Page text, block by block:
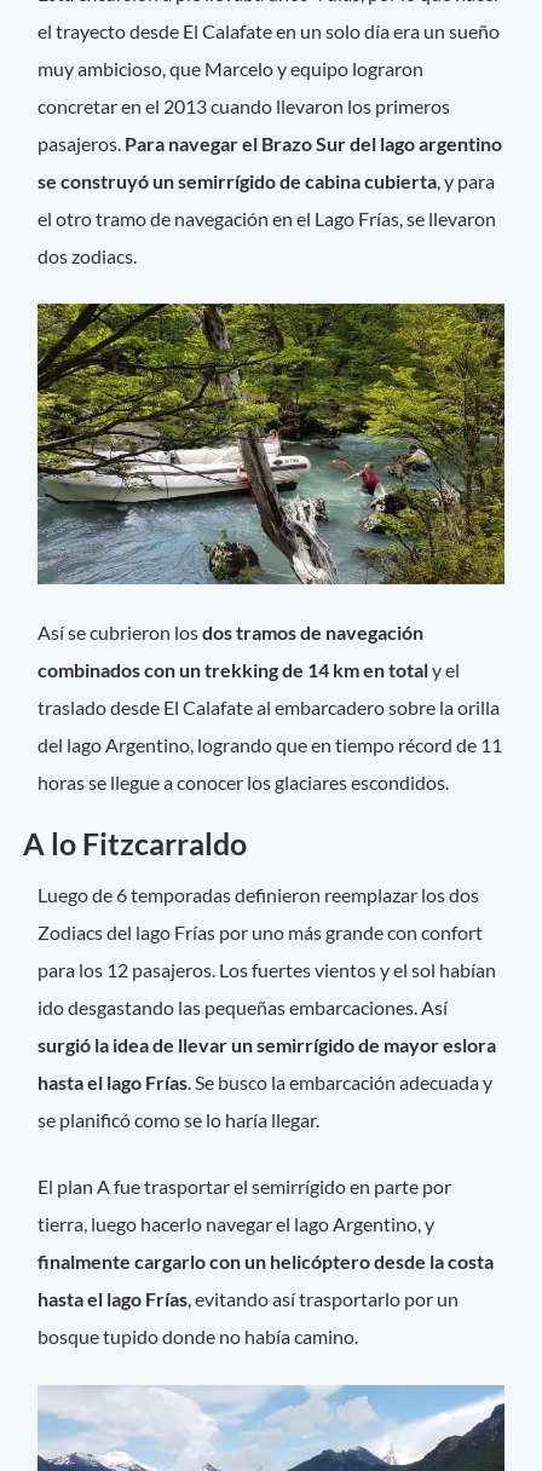
el trayecto desde El Calafate en un solo día era un sueño
muy ambicioso, que Marcelo y equipo lograron
concretar en el 2013 cuando llevaron los primeros
pasajeros. Para navegar el Brazo Sur del lago argentino
se construyó un semirrígido de cabina cubierta , y para
el otro tramo de navegación en el Lago Frías, se llevaron
dos zodiacs.
Así se cubrieron losdos tramos de navegación
combinados con un trekking de 14 km en totaly el
traslado desde El Calafate al embarcadero sobre la orilla
del lago Argentino, logrando que en tiempo récord de 11
horas se llegue a conocer los glaciares escondidos.
A lo Fitzcarraldo
Luego de 6 temporadas definieron reemplazar los dos
Zodiacs del lago Frías por uno más grande con confort
para los 12 pasajeros. Los fuertes vientos y el sol habían
ido desgastando las pequeñas embarcaciones. Así
surgió la idea de llevar un semirrígido de mayor eslora
hasta el lago Frías. Se busco la embarcación adecuada y
se planificó como se lo haría llegar.
El plan A fue trasportar el semirrígido en parte por
tierra, luego hacerlo navegar el lago Argentino, y
finalmente cargarlo con un helicóptero desde la costa
hasta el lago Frías, evitando así trasportarlo por un
bosque tupido donde no había camino.